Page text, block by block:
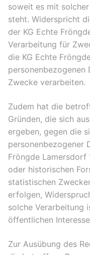
soweit es mit
steht. Widerspricht
der KG Echte
Verarbeitung für
die KG Echte
personenbezogenen
Zwecke verarbeiten.
Zudem hat die
Gründen, die sich
ergeben, gegen die
personenbezogener
Fröngde Lamersdorf
oder historischen
statistischen
erfolgen,
solche Verarbeitung
öffentlichen
Zur Ausübung des